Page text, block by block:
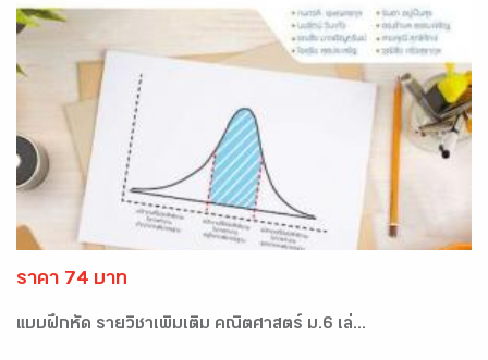
ราคา 74 บาท
แบบฝึกหัด รายวิชาเพิ่มเติม คณิตศาสตร์ ม.6 เล่...